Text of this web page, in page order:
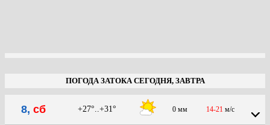
ПОГОДА ЗАТОКА СЕГОДНЯ, ЗАВТРА
8, сб +27°..+31° 0 мм 14-21 м/с